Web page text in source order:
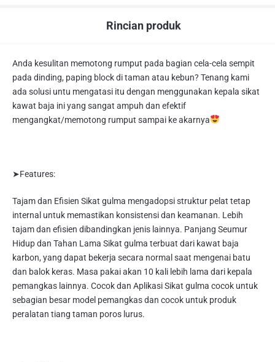
Rincian produk
Anda kesulitan memotong rumput pada bagian cela-cela sempit
pada dinding, paping block di taman atau kebun? Tenang kami
ada solusi untu mengatasi itu dengan menggunakan kepala sikat
kawat baja ini yang sangat ampuh dan efektif
mengangkat/memotong rumput sampai ke akarnya
➤Features:
Tajam dan Efisien Sikat gulma mengadopsi struktur pelat tetap
internal untuk memastikan konsistensi dan keamanan. Lebih
tajam dan efisien dibandingkan jenis lainnya. Panjang Seumur
Hidup dan Tahan Lama Sikat gulma terbuat dari kawat baja
karbon, yang dapat bekerja secara normal saat mengenai batu
dan balok keras. Masa pakai akan 10 kali lebih lama dari kepala
pemangkas lainnya. Cocok dan Aplikasi Sikat gulma cocok untuk
sebagian besar model pemangkas dan cocok untuk produk
peralatan tiang taman poros lurus.